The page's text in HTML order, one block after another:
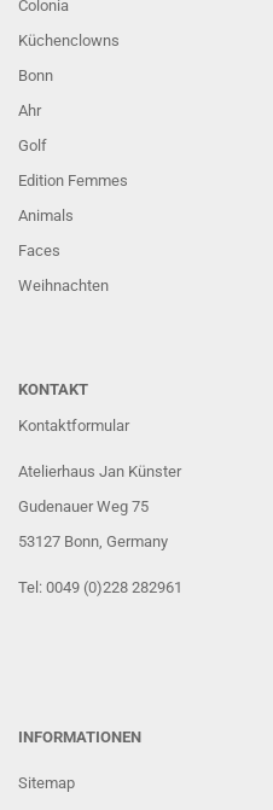
Colonia
Küchenclowns
Bonn
Ahr
Golf
Edition Femmes
Animals
Faces
Weihnachten
KONTAKT
Kontaktformular
Atelierhaus Jan Künster
Gudenauer Weg 75
53127 Bonn, Germany
Tel: 0049 (0)228 282961
INFORMATIONEN
Sitemap